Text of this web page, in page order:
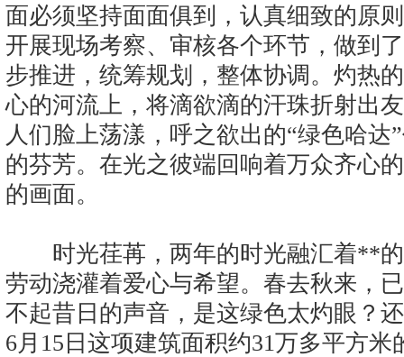
面必须坚持面面俱到，认真细致的原
开展现场考察、审核各个环节，做到
步推进，统筹规划，整体协调。灼热
心的河流上，将滴欲滴的汗珠折射出
人们脸上荡漾，呼之欲出的“绿色哈达
的芬芳。在光之彼端回响着万众齐心
的画面。
时光荏苒，两年的时光融汇着**的
劳动浇灌着爱心与希望。春去秋来，
不起昔日的声音，是这绿色太灼眼？
6月15日这项建筑面积约31万多平方